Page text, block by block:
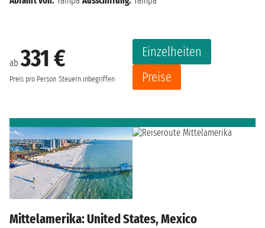
ab331 €
Preis pro Person Steuern inbegriffen
Einzelheiten
Preise
Mittelamerika: United States, Mexico